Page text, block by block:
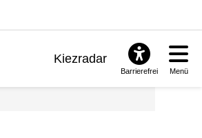
Kiezradar
Barrierefrei Menü